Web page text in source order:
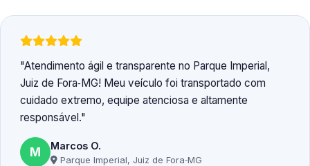
Atendimento ágil e transparente no Parque Imperial,
Juiz de Fora‑MG! Meu veículo foi transportado com
cuidado extremo, equipe atenciosa e altamente
responsável.
M Marcos O.
Parque Imperial, Juiz de Fora‑MG